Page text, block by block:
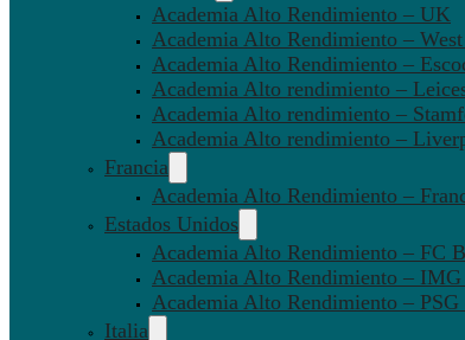
Academia Alto Rendimiento – UK
Academia Alto Rendimiento –
Academia Alto Rendimiento –
Academia Alto rendimiento –
Academia Alto rendimiento –
Academia Alto rendimiento –
Francia
Academia Alto Rendimiento –
Estados Unidos
Academia Alto Rendimiento – FC
Academia Alto Rendimiento –
Academia Alto Rendimiento – PSG
Italia